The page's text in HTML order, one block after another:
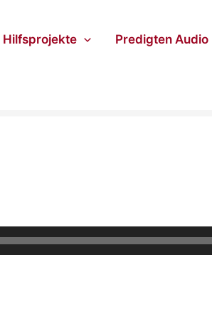
Hilfsprojekte Predigten Audio